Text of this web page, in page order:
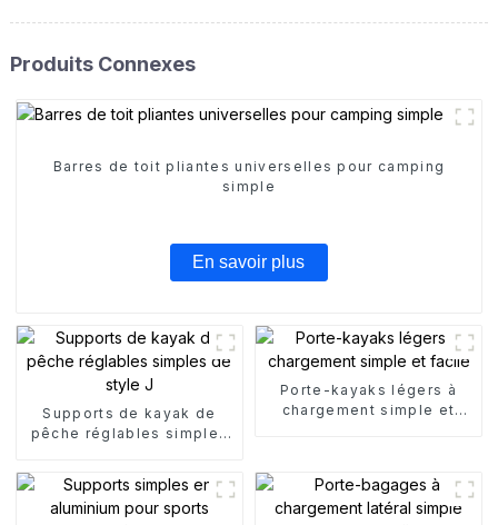
Produits Connexes
Barres de toit pliantes universelles pour camping
simple
En savoir plus
Supports de kayak de
pêche réglables simples
Porte-kayaks légers à
chargement simple et